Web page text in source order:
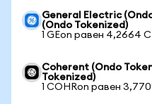
General Electric
(Ondo Tokenized)
1 GEon равен 4,2664
Coherent (Ondo
Tokenized)
1 COHRon равен